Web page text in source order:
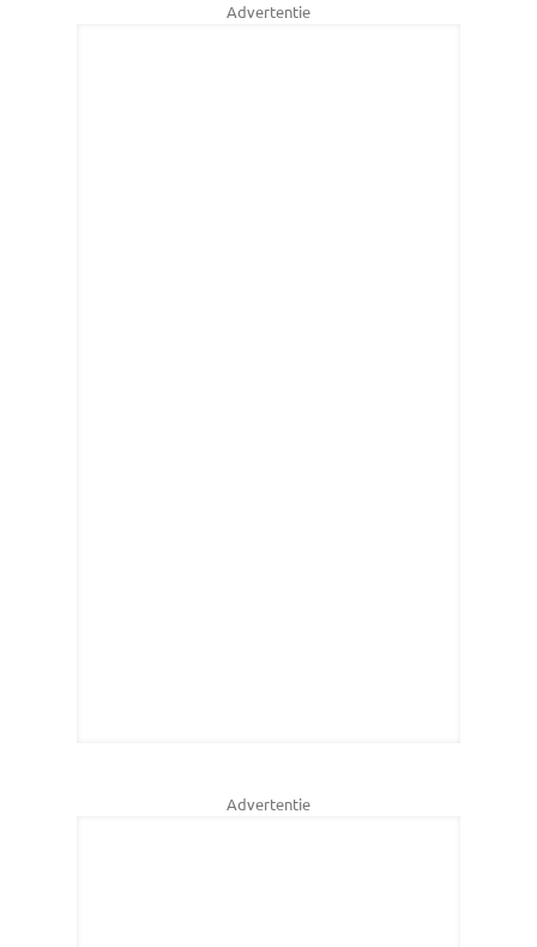
Advertentie
Advertentie